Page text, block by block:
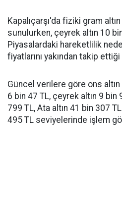
Kapalıçarşı'da fiziki gram
sunulurken, çeyrek altın 10
Piyasalardaki hareketlilik
fiyatlarını yakından takip
Güncel verilere göre ons altın
6 bin 47 TL, çeyrek altın 9 bin
799 TL, Ata altın 41 bin 307
495 TL seviyelerinde işlem